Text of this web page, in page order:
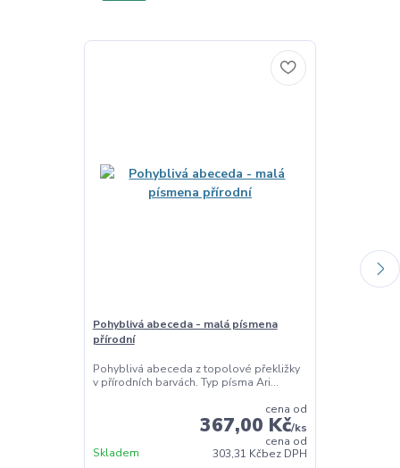
Pohyblivá abeceda - malá písmena
přírodní
Pohyblivá abeceda z topolové překližky
v přírodních barvách. Typ písma Ari...
cena od
367,00 Kč/ks
cena od
303,31 Kčbez DPH
Skladem